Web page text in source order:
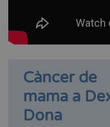
Càncer de
mama a
Dona